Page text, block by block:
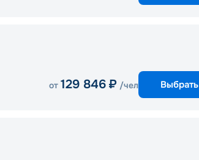
от 129 846 ₽ /чел Выбрать